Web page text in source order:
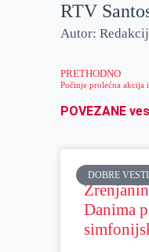
RTV
Autor:
PRETHODNO
Počinje prolećna akcija
POVEZANE
DOBRE VESTI
Danima